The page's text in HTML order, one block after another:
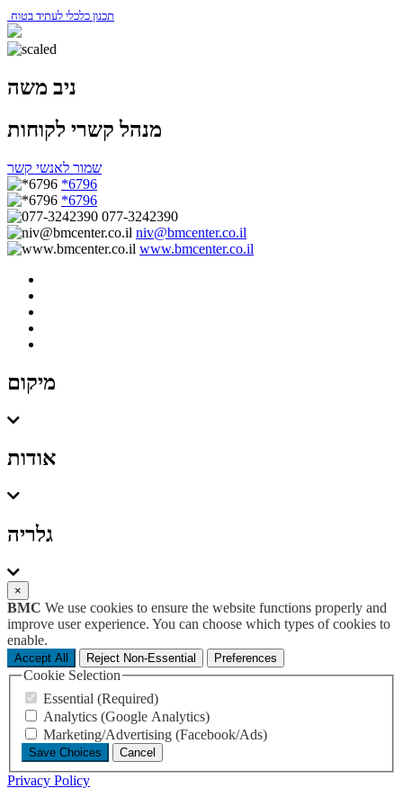
תכנון כלכלי לעתיד בטוח
ניב משה
מנהל קשרי לקוחות
שמור לאנשי קשר
*6796
*6796
077-3242390
niv@bmcenter.co.il
www.bmcenter.co.il
מיקום
אודות
גלריה
×
BMC We use cookies to ensure the website functions properly and
improve user experience. You can choose which types of cookies to
enable.
Accept All Reject Non-Essential Preferences
Cookie Selection
Essential (Required)
Analytics (Google Analytics)
Marketing/Advertising (Facebook/Ads)
Save Choices Cancel
Privacy Policy